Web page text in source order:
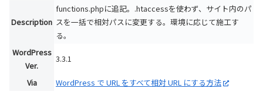
Description
functions.phpに追記。.htaccessを使わず、サイト内のパ
スを一括で相対パスに変更する。環境に応じて施工す
る。
WordPress
Ver.
3.3.1
Via WordPress で URL をすべて相対 URL にする方法